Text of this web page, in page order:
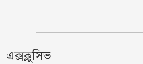
দিনে-দুপুরে
এক্সক্লুসিভ